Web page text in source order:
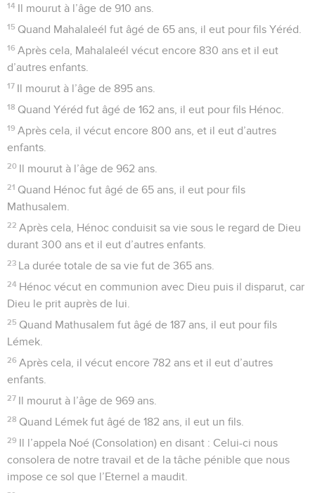
14 Il mourut à l’âge de 910 ans.
15 Quand Mahalaleél fut âgé de 65 ans, il eut pour fils Yéréd.
16 Après cela, Mahalaleél vécut encore 830 ans et il eut
d’autres enfants.
17 Il mourut à l’âge de 895 ans.
18 Quand Yéréd fut âgé de 162 ans, il eut pour fils Hénoc.
19 Après cela, il vécut encore 800 ans, et il eut d’autres
enfants.
20 Il mourut à l’âge de 962 ans.
21 Quand Hénoc fut âgé de 65 ans, il eut pour fils
Mathusalem.
22 Après cela, Hénoc conduisit sa vie sous le regard de Dieu
durant 300 ans et il eut d’autres enfants.
23 La durée totale de sa vie fut de 365 ans.
24 Hénoc vécut en communion avec Dieu puis il disparut, car
Dieu le prit auprès de lui.
25 Quand Mathusalem fut âgé de 187 ans, il eut pour fils
Lémek.
26 Après cela, il vécut encore 782 ans et il eut d’autres
enfants.
27 Il mourut à l’âge de 969 ans.
28 Quand Lémek fut âgé de 182 ans, il eut un fils.
29 Il l’appela Noé (Consolation) en disant : Celui-ci nous
consolera de notre travail et de la tâche pénible que nous
impose ce sol que l’Eternel a maudit.